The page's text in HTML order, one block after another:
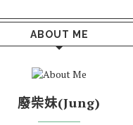
ABOUT ME
廢柴妹(Jung)